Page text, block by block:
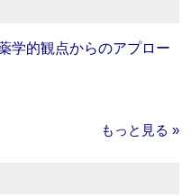
学的観点からのアプロー
もっと見る »